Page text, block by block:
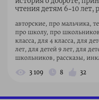
чтения детям 6–10 лет,
авторские, про мальчика,
про школу, про
класса, для 4 класса, для
лет, для детей 9 лет, для
школьников, рассказы,
3 109 8 32